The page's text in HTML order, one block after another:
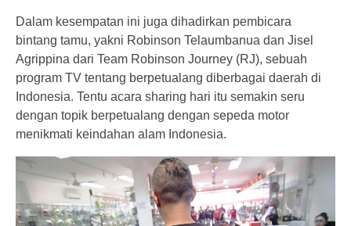
Dalam kesempatan ini juga dihadirkan pembicara
bintang tamu, yakni Robinson Telaumbanua dan Jisel
Agrippina dari Team Robinson Journey (RJ), sebuah
program TV tentang berpetualang diberbagai daerah di
Indonesia. Tentu acara sharing hari itu semakin seru
dengan topik berpetualang dengan sepeda motor
menikmati keindahan alam Indonesia.